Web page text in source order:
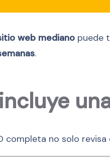
web mediano puede
.
completa no solo